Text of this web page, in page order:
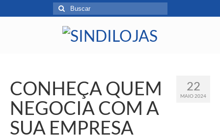
22
MAIO 2024
CONHEÇA QUEM
NEGOCIA COM A
SUA EMPRESA